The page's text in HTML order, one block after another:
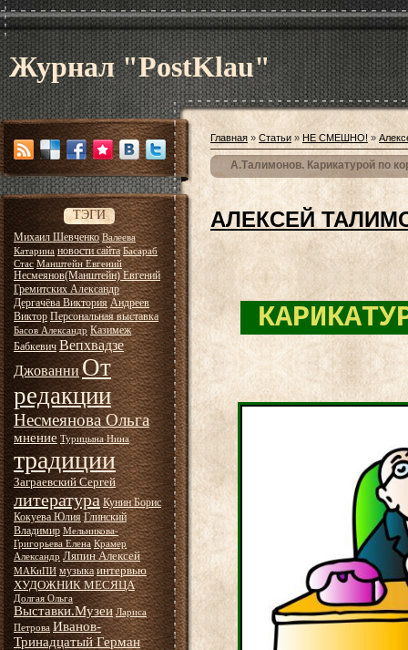
Журнал "PostKlau"
ТЭГИ
Михаил Шевченко Валеева
Катарина новости сайта Басараб
Стас Манштейн Евгений
Несмеянов(Манштейн) Евгений
Гремитских Александр
Дергачёва Виктория Андреев
Виктор Персональная выставка
Басов Александр Казимеж
Бабкевич Вепхвадзе
Джованни От
редакции
Несмеянова Ольга
мнение Турицына Нина
традиции
Заграевский Сергей
литература Кунин Борис
Кокуева Юлия Глинский
Владимир Мельникова-
Григорьева Елена Крамер
Александр Ляпин Алексей
МАКиПИ музыка интервью
ХУДОЖНИК МЕСЯЦА
Долгая Ольга
Выставки.Музеи Лариса
Петрова Иванов-
Тринадцатый Герман
Главная » Статьи » НЕ СМЕШНО! »
А.Талимонов. Карикатурой по
АЛЕКСЕЙ